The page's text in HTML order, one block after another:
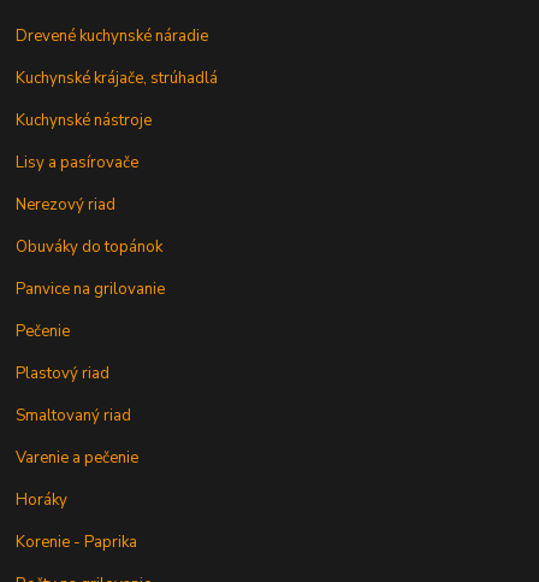
Drevené kuchynské náradie
Kuchynské krájače, strúhadlá
Kuchynské nástroje
Lisy a pasírovače
Nerezový riad
Obuváky do topánok
Panvice na grilovanie
Pečenie
Plastový riad
Smaltovaný riad
Varenie a pečenie
Horáky
Korenie - Paprika